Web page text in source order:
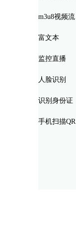
m3u8视频流
富文本
监控直播
人脸识别
识别身份证
手机扫描QR